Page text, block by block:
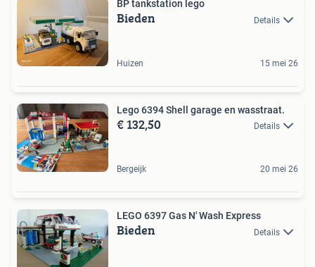
BP tankstation lego
Bieden Details
Huizen 15 mei 26
Lego 6394 Shell garage en wasstraat.
€ 132,50 Details
Bergeijk 20 mei 26
LEGO 6397 Gas N' Wash Express
Bieden Details